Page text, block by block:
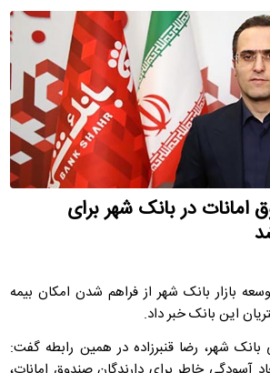
امانات در بانک شهر برای
بازار بانک شهر از فراهم شدن امکان بیمه
این بانک خبر داد.
شهر، رضا قنبرزاده در همین رابطه گفت: